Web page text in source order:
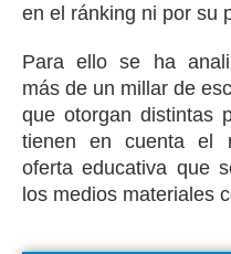
en el ránking ni por su
Para ello se ha
más de un millar de
que otorgan distintas
tienen en cuenta el
oferta educativa que
los medios materiales